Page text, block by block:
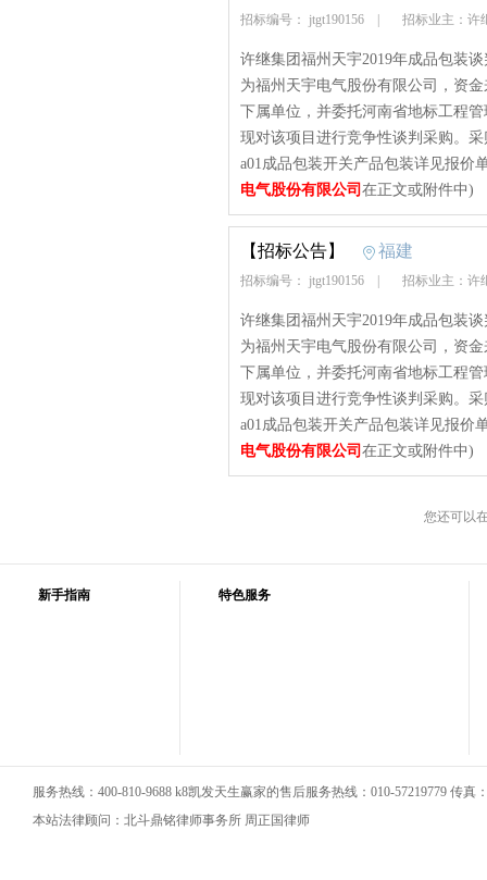
招标编号： jtgt190156 招标业主：
许继集团福州天宇2019年成品包装
为福州天宇电气股份有限公司，资
下属单位，并委托河南省地标工程
现对该项目进行竞争性谈判采购。
a01成品包装开关产品包装详见报价
电气股份有限公司 在正文或附件中)
【招标公告】 福建
招标编号： jtgt190156 招标业主：
许继集团福州天宇2019年成品包装
为福州天宇电气股份有限公司，资
下属单位，并委托河南省地标工程
现对该项目进行竞争性谈判采购。
a01成品包装开关产品包装详见报价
电气股份有限公司 在正文或附件中)
您还可以
新手指南 特色服务
服务热线：400-810-9688 k8凯发天生赢家的售后服务热线：010-57219779 传真
本站法律顾问：北斗鼎铭律师事务所 周正国律师